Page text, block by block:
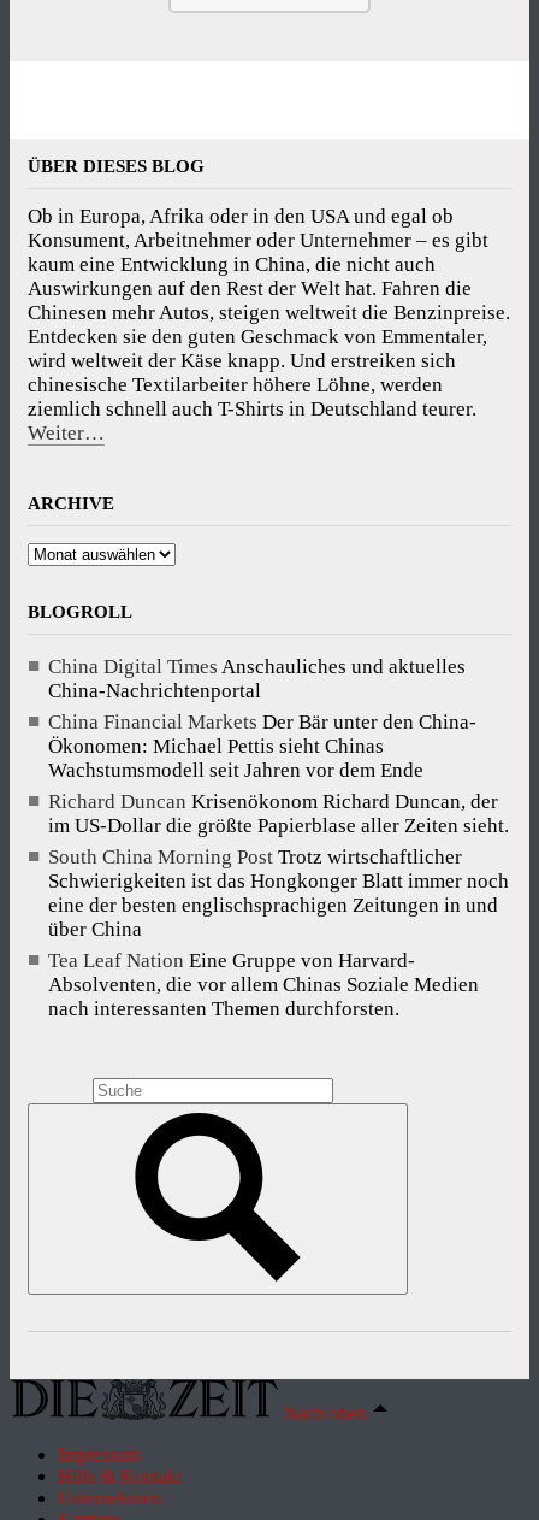
ÜBER DIESES BLOG
Ob in Europa, Afrika oder in den USA und egal ob
Konsument, Arbeitnehmer oder Unternehmer – es gibt
kaum eine Entwicklung in China, die nicht auch
Auswirkungen auf den Rest der Welt hat. Fahren die
Chinesen mehr Autos, steigen weltweit die Benzinpreise.
Entdecken sie den guten Geschmack von Emmentaler,
wird weltweit der Käse knapp. Und erstreiken sich
chinesische Textilarbeiter höhere Löhne, werden
ziemlich schnell auch T-Shirts in Deutschland teurer.
Weiter…
ARCHIVE
Archive
BLOGROLL
China Digital Times Anschauliches und aktuelles
China-Nachrichtenportal
China Financial Markets Der Bär unter den China-
Ökonomen: Michael Pettis sieht Chinas
Wachstumsmodell seit Jahren vor dem Ende
Richard Duncan Krisenökonom Richard Duncan, der
im US-Dollar die größte Papierblase aller Zeiten sieht.
South China Morning Post Trotz wirtschaftlicher
Schwierigkeiten ist das Hongkonger Blatt immer noch
eine der besten englischsprachigen Zeitungen in und
über China
Tea Leaf Nation Eine Gruppe von Harvard-
Absolventen, die vor allem Chinas Soziale Medien
nach interessanten Themen durchforsten.
Nach oben
Impressum
Hilfe & Kontakt
Unternehmen